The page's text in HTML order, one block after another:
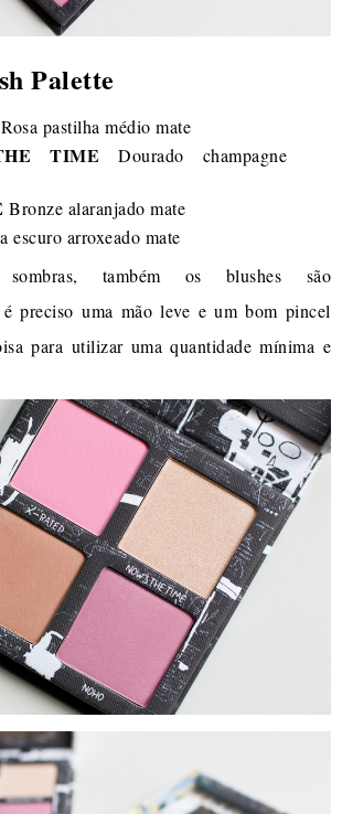
Palette
Rosa pastilha médio mate
TIME Dourado champagne
Bronze alaranjado mate
escuro arroxeado mate
também os blushes são
é preciso uma mão leve e um bom pincel
para utilizar uma quantidade mínima e